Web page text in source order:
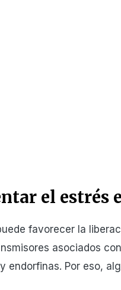
el estrés
favorecer la
asociados
endorfinas. Por eso,